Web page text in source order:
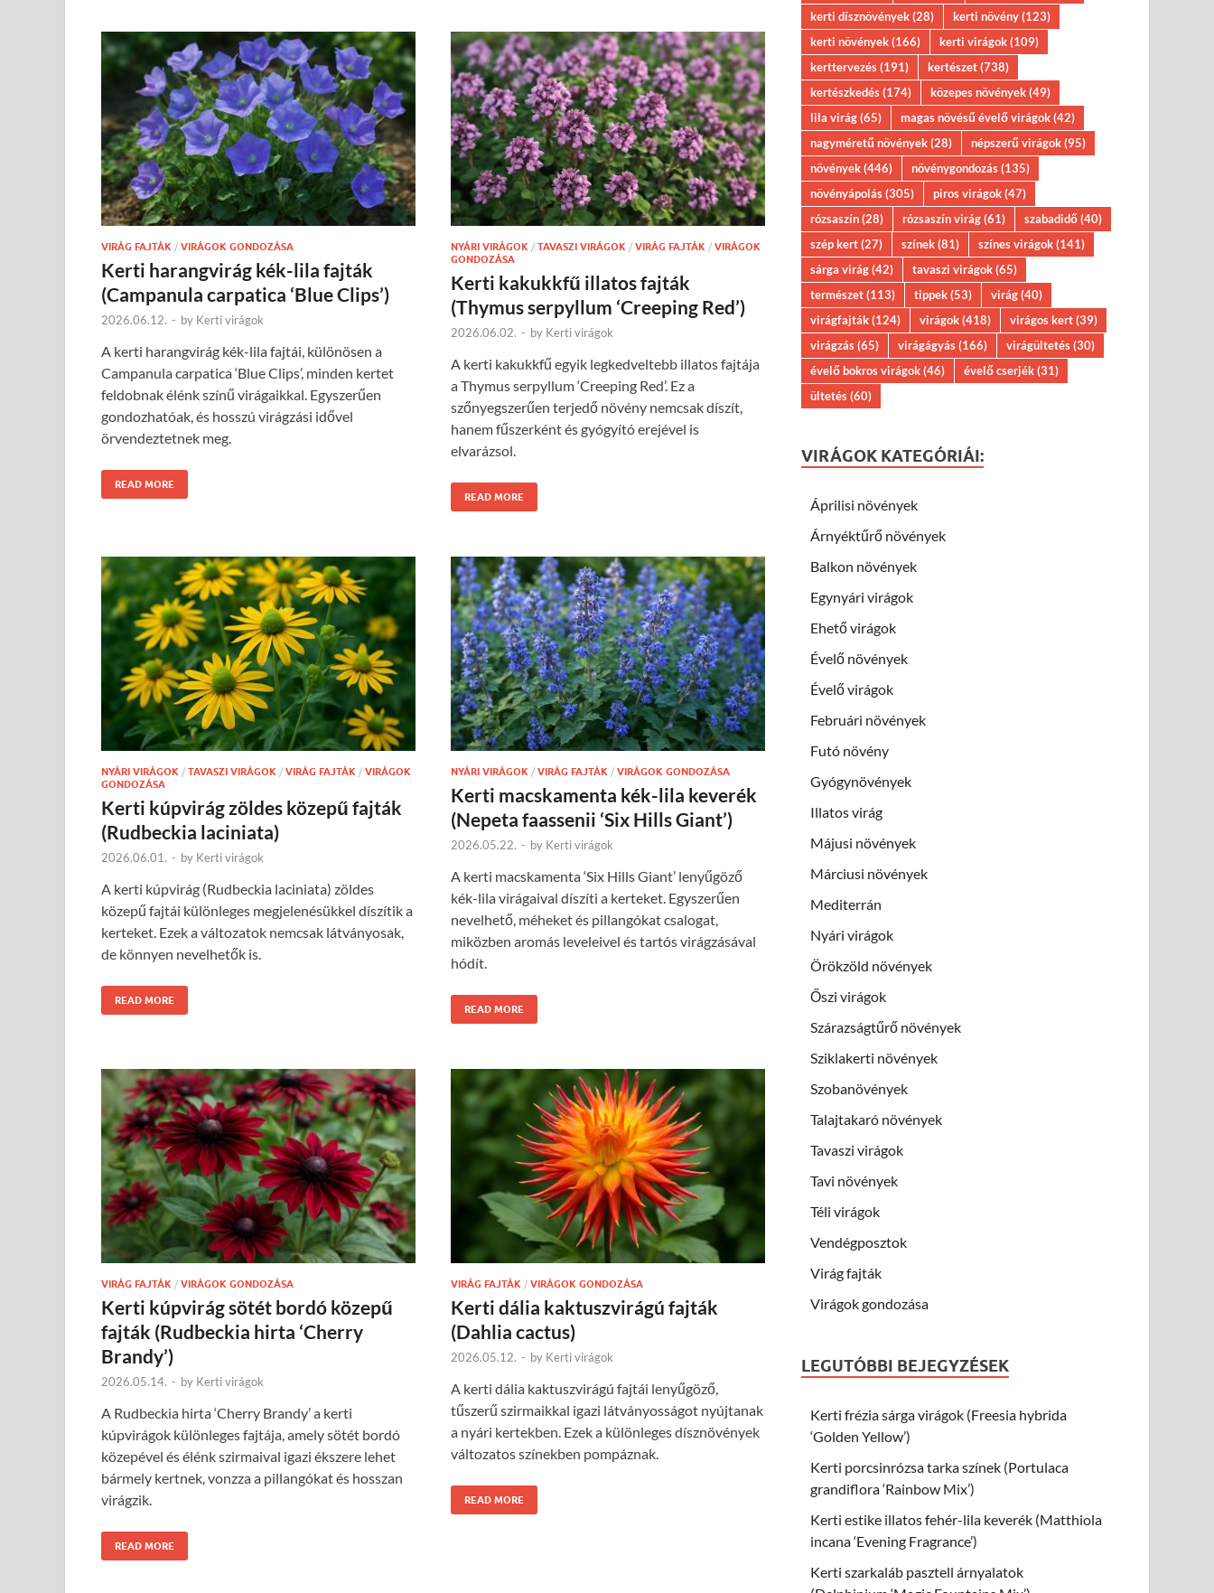
VIRÁG FAJTÁK / VIRÁGOK GONDOZÁSA
Kerti harangvirág kék-lila fajták
(Campanula carpatica ‘Blue Clips’)
2026.06.12. - by Kerti virágok
A kerti harangvirág kék-lila fajtái, különösen a
Campanula carpatica ‘Blue Clips’, minden kertet
feldobnak élénk színű virágaikkal. Egyszerűen
gondozhatóak, és hosszú virágzási idővel
örvendeztetnek meg.
READ MORE
NYÁRI VIRÁGOK / TAVASZI VIRÁGOK / VIRÁG FAJTÁK / VIRÁGOK
GONDOZÁSA
Kerti kakukkfű illatos fajták
(Thymus serpyllum ‘Creeping Red’)
2026.06.02. - by Kerti virágok
A kerti kakukkfű egyik legkedveltebb illatos fajtája
a Thymus serpyllum ‘Creeping Red’. Ez a
szőnyegszerűen terjedő növény nemcsak díszít,
hanem fűszerként és gyógyító erejével is
elvarázsol.
READ MORE
NYÁRI VIRÁGOK / TAVASZI VIRÁGOK / VIRÁG FAJTÁK / VIRÁGOK
GONDOZÁSA
Kerti kúpvirág zöldes közepű fajták
(Rudbeckia laciniata)
2026.06.01. - by Kerti virágok
A kerti kúpvirág (Rudbeckia laciniata) zöldes
közepű fajtái különleges megjelenésükkel díszítik a
kerteket. Ezek a változatok nemcsak látványosak,
de könnyen nevelhetők is.
READ MORE
NYÁRI VIRÁGOK / VIRÁG FAJTÁK / VIRÁGOK GONDOZÁSA
Kerti macskamenta kék-lila keverék
(Nepeta faassenii ‘Six Hills Giant’)
2026.05.22. - by Kerti virágok
A kerti macskamenta ‘Six Hills Giant’ lenyűgöző
kék-lila virágaival díszíti a kerteket. Egyszerűen
nevelhető, méheket és pillangókat csalogat,
miközben aromás leveleivel és tartós virágzásával
hódít.
READ MORE
VIRÁG FAJTÁK / VIRÁGOK GONDOZÁSA
Kerti kúpvirág sötét bordó közepű
fajták (Rudbeckia hirta ‘Cherry
Brandy’)
2026.05.14. - by Kerti virágok
A Rudbeckia hirta ‘Cherry Brandy’ a kerti
kúpvirágok különleges fajtája, amely sötét bordó
közepével és élénk szirmaival igazi ékszere lehet
bármely kertnek, vonzza a pillangókat és hosszan
virágzik.
READ MORE
VIRÁG FAJTÁK / VIRÁGOK GONDOZÁSA
Kerti dália kaktuszvirágú fajták
(Dahlia cactus)
2026.05.12. - by Kerti virágok
A kerti dália kaktuszvirágú fajtái lenyűgöző,
tűszerű szirmaikkal igazi látványosságot nyújtanak
a nyári kertekben. Ezek a különleges dísznövények
változatos színekben pompáznak.
READ MORE
kerti dísznövények(28) kerti növény(123)
kerti növények(166) kerti virágok(109)
kerttervezés(191) kertészet(738)
kertészkedés(174) közepes növények(49)
lila virág(65) magas növésű évelő virágok(42)
nagyméretű növények(28) népszerű virágok(95)
növények(446) növénygondozás(135)
növényápolás(305) piros virágok(47)
rózsaszín(28) rózsaszín virág(61) szabadidő(40)
szép kert(27) színek(81) színes virágok(141)
sárga virág(42) tavaszi virágok(65)
természet(113) tippek(53) virág(40)
virágfajták(124) virágok(418) virágos kert(39)
virágzás(65) virágágyás(166) virágültetés(30)
évelő bokros virágok(46) évelő cserjék(31)
ültetés(60)
VIRÁGOK KATEGÓRIÁI:
Áprilisi növények
Árnyéktűrő növények
Balkon növények
Egynyári virágok
Ehető virágok
Évelő növények
Évelő virágok
Februári növények
Futó növény
Gyógynövények
Illatos virág
Májusi növények
Márciusi növények
Mediterrán
Nyári virágok
Örökzöld növények
Őszi virágok
Szárazságtűrő növények
Sziklakerti növények
Szobanövények
Talajtakaró növények
Tavaszi virágok
Tavi növények
Téli virágok
Vendégposztok
Virág fajták
Virágok gondozása
LEGUTÓBBI BEJEGYZÉSEK
Kerti frézia sárga virágok (Freesia hybrida
‘Golden Yellow’)
Kerti porcsinrózsa tarka színek (Portulaca
grandiflora ‘Rainbow Mix’)
Kerti estike illatos fehér-lila keverék (Matthiola
incana ‘Evening Fragrance’)
Kerti szarkaláb pasztell árnyalatok